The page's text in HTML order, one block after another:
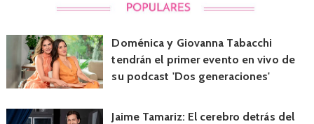
Doménica y Giovanna Tabacchi
tendrán el primer evento en vivo de
su podcast 'Dos generaciones'
Jaime Tamariz: El cerebro detrás del